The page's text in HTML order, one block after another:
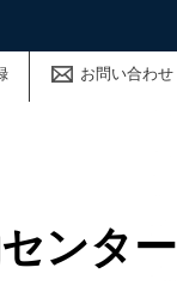
お問い合わせ
ンター